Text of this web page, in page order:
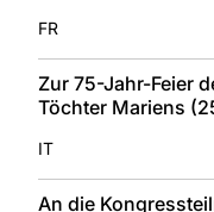
FR
Zur 75-Jahr-Feier
Töchter Mariens
IT
An die